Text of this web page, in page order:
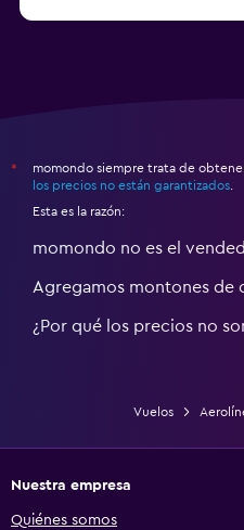
*
momondo siempre trata de
los precios no están garantizados
Esta es la razón:
momondo no es el
Agregamos montones de
¿Por qué los precios no
Vuelos
Nuestra empresa
Quiénes somos